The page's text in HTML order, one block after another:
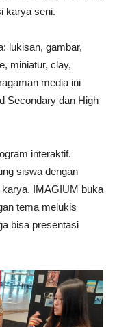
karya seni.
lukisan, gambar,
miniatur, clay,
media ini
Secondary dan High
interaktif.
siswa dengan
karya. IMAGIUM buka
tema melukis
bisa presentasi